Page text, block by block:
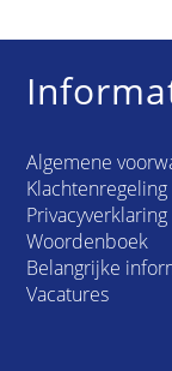
Algemene
Klachtenregeling
Privacyverklaring
Woordenboek
Belangrijke
Vacatures